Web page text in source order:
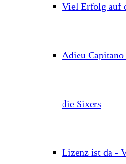
Viel Erfolg auf
Adieu
die Sixers
Lizenz ist da -